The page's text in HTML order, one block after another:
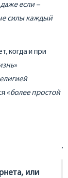
если –
силы каждый
когда и при
»
«более простой
.
или